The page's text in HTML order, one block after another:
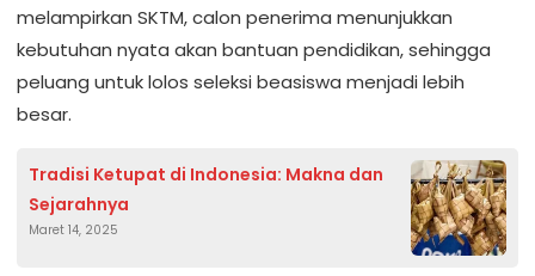
melampirkan SKTM, calon penerima menunjukkan
kebutuhan nyata akan bantuan pendidikan, sehingga
peluang untuk lolos seleksi beasiswa menjadi lebih
besar.
Tradisi Ketupat di Indonesia: Makna dan
Sejarahnya
Maret 14, 2025